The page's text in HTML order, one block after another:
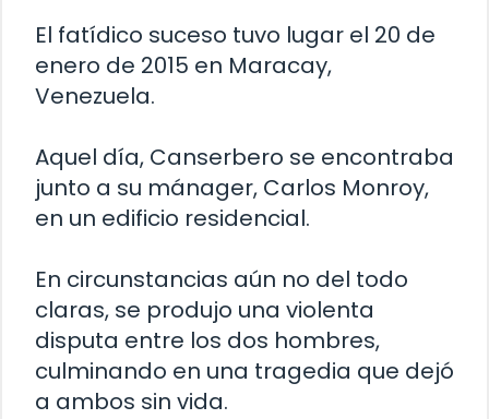
El fatídico suceso tuvo lugar el 20 de
enero de 2015 en Maracay,
Venezuela.
Aquel día, Canserbero se encontraba
junto a su mánager, Carlos Monroy,
en un edificio residencial.
En circunstancias aún no del todo
claras, se produjo una violenta
disputa entre los dos hombres,
culminando en una tragedia que dejó
a ambos sin vida.